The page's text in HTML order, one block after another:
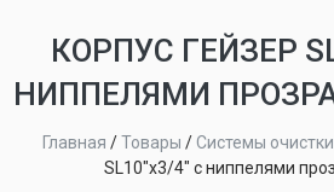
КОРПУС ГЕЙЗЕР
НИППЕЛЯМИ
Главная /Товары /Системы
SL10"х3/4" с ниппелями